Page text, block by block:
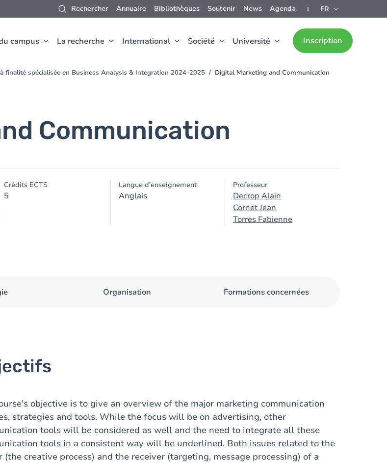
Rechercher Annuaire Bibliothèques Soutenir News Agenda FR
campus La recherche International Société Université Inscription
finalité spécialisée en Business Analysis & Integration 2024-2025 Digital Marketing and Communication
Communication
Crédits ECTS
5
Langue d'enseignement
Anglais
Professeur
Decrop Alain
Cornet Jean
Torres Fabienne
Organisation Formations concernées
objective is to give an overview of the major marketing communication
strategies and tools. While the focus will be on advertising, other
tools will be considered as well and the need to integrate all these
tools in a consistent way will be underlined. Both issues related to the
(the creative process) and the receiver (targeting, message processing) of a